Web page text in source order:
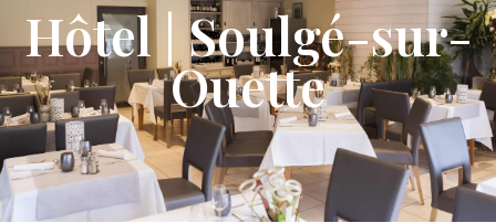
Hôtel | Soulgé-sur-
Ouette